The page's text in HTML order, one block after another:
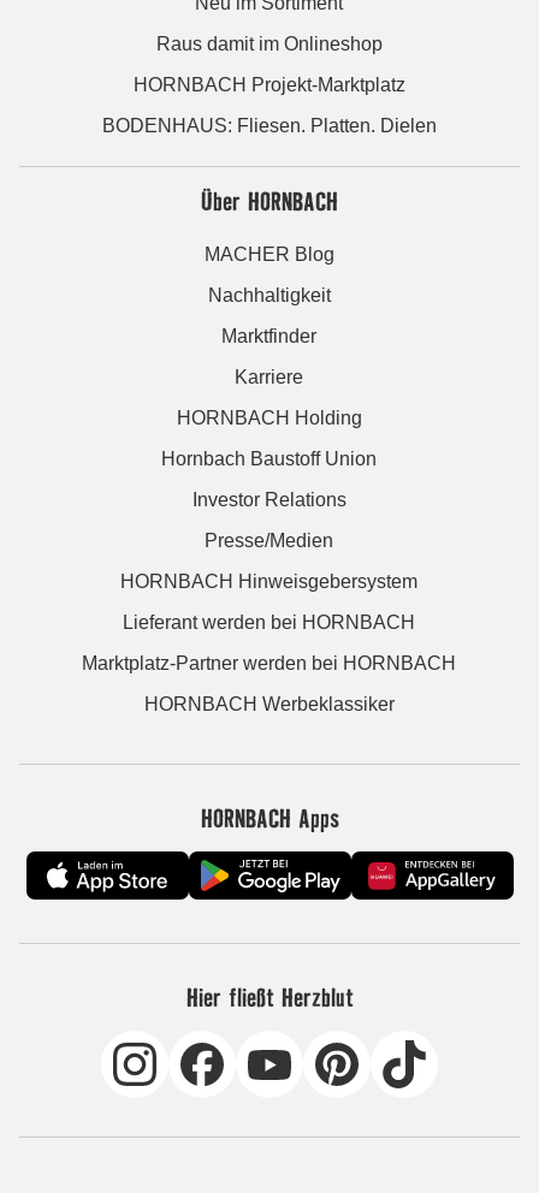
Raus damit im Onlineshop
HORNBACH Projekt-Marktplatz
BODENHAUS: Fliesen. Platten. Dielen
Über HORNBACH
MACHER Blog
Nachhaltigkeit
Marktfinder
Karriere
HORNBACH Holding
Hornbach Baustoff Union
Investor Relations
Presse/Medien
HORNBACH Hinweisgebersystem
Lieferant werden bei HORNBACH
Marktplatz-Partner werden bei HORNBACH
HORNBACH Werbeklassiker
HORNBACH Apps
Hier fließt Herzblut